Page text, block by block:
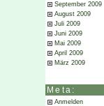
September 2009
August 2009
Juli 2009
Juni 2009
Mai 2009
April 2009
März 2009
Meta:
Anmelden